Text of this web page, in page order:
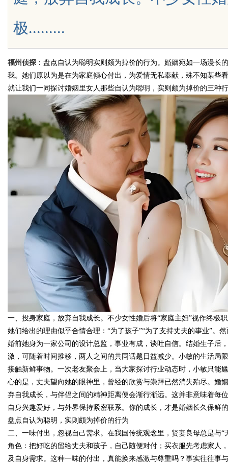
Bo
d
极.........
福州侦探 ：盘点自认为聪明实则颇为掉价的行为。婚姻宛如一场漫
我。她们原以为是在为家庭倾心付出，为爱情无私奉献，殊不知某些
就让我们一同探讨婚姻里女人那些自认为聪明，实则颇为掉价的三种
一、投身家庭，放弃自我成长。不少女性婚后将“家庭主妇”视作终极
她们给出的理由似乎合情合理：“为了孩子”“为了支持丈夫的事业”。
婚前她身为一家公司的设计总监，事业有成，谈吐自信。结婚生子后
激，可随着时间推移，两人之间的共同话题日益减少。小敏的生活局
接触新鲜事物。一次老友聚会上，当大家探讨行业动态时，小敏只能
心的是，丈夫望向她的眼神里，曾经的欣赏与崇拜已然消失殆尽。婚
弃自我成长，与伴侣之间的精神距离便会渐行渐远。这并非意味着每
自身兴趣爱好，与外界保持紧密联系。你的成长，才是婚姻长久保鲜
盘点自认为聪明，实则颇为掉价的行为
二、一味付出，忽视自己需求。在我国传统观念里，贤妻良母总是与
角色：把好吃的留给丈夫和孩子，自己随便对付；买衣服先考虑家人
及自身需求。这种一味的付出，真能换来感激与尊重吗？事实往往事